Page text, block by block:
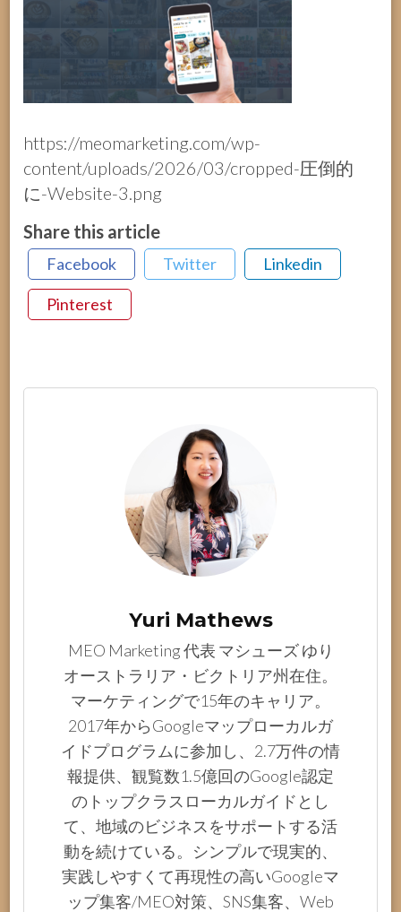
https://meomarketing.com/wp-
content/uploads/2026/03/cropped-圧倒的
に-Website-3.png
Share this article
Facebook Twitter Linkedin
Pinterest
Yuri Mathews
MEO Marketing 代表 マシューズ ゆり
オーストラリア・ビクトリア州在住。
マーケティングで15年のキャリア。
2017年からGoogleマップローカルガ
イドプログラムに参加し、2.7万件の情
報提供、観覧数1.5億回のGoogle認定
のトップクラスローカルガイドとし
て、地域のビジネスをサポートする活
動を続けている。シンプルで現実的、
実践しやすくて再現性の高いGoogleマ
ップ集客/MEO対策、SNS集客、Web